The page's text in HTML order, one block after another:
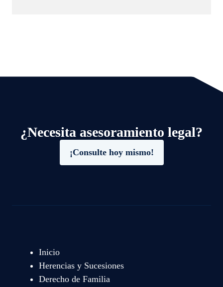
¿Necesita asesoramiento legal?
¡Consulte hoy mismo!
Inicio
Herencias y Sucesiones
Derecho de Familia